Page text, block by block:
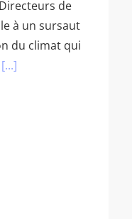
de
à un sursaut
du climat qui
[...]